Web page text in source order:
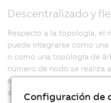
Descentralizado y
Respecto a la topología, el
puede integrarse como
o como una topología de
número de nodo se realiza
estructura de líneas. No
ajustar la dirección, puede
Configuración de